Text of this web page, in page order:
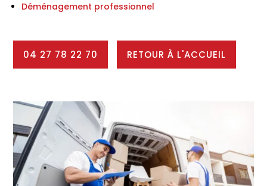
Déménagement professionnel
04 27 78 22 70 RETOUR À L'ACCUEIL